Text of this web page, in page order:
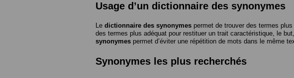
Usage d’un dictionnaire des synonymes
Le dictionnaire des synonymes permet de trouver des termes
des termes plus adéquat pour restituer un trait caractéristique, le
synonymes permet d’éviter une répétition de mots dans le même
Synonymes les plus recherchés